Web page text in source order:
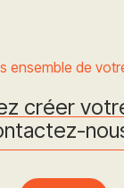
ensemble de
créer